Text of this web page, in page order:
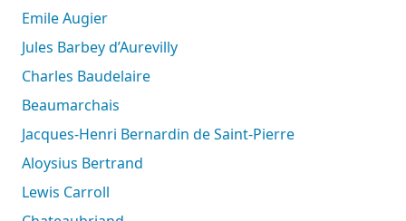
Emile Augier
Jules Barbey d’Aurevilly
Charles Baudelaire
Beaumarchais
Jacques-Henri Bernardin de Saint-Pierre
Aloysius Bertrand
Lewis Carroll